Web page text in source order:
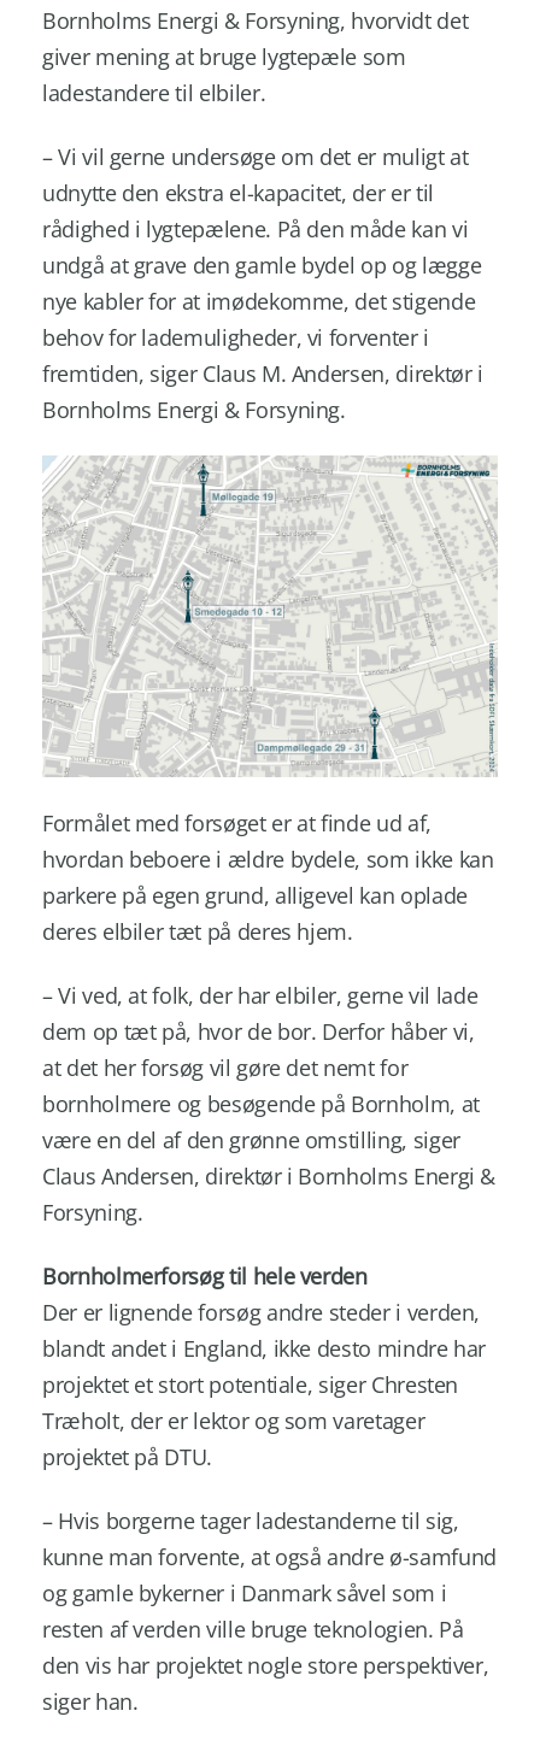
Bornholms Energi & Forsyning, hvorvidt det
giver mening at bruge lygtepæle som
ladestandere til elbiler.
– Vi vil gerne undersøge om det er muligt at
udnytte den ekstra el-kapacitet, der er til
rådighed i lygtepælene. På den måde kan vi
undgå at grave den gamle bydel op og lægge
nye kabler for at imødekomme, det stigende
behov for lademuligheder, vi forventer i
fremtiden, siger Claus M. Andersen, direktør i
Bornholms Energi & Forsyning.
Formålet med forsøget er at finde ud af,
hvordan beboere i ældre bydele, som ikke kan
parkere på egen grund, alligevel kan oplade
deres elbiler tæt på deres hjem.
– Vi ved, at folk, der har elbiler, gerne vil lade
dem op tæt på, hvor de bor. Derfor håber vi,
at det her forsøg vil gøre det nemt for
bornholmere og besøgende på Bornholm, at
være en del af den grønne omstilling, siger
Claus Andersen, direktør i Bornholms Energi &
Forsyning.
Bornholmerforsøg til hele verden
Der er lignende forsøg andre steder i verden,
blandt andet i England, ikke desto mindre har
projektet et stort potentiale, siger Chresten
Træholt, der er lektor og som varetager
projektet på DTU.
– Hvis borgerne tager ladestanderne til sig,
kunne man forvente, at også andre ø-samfund
og gamle bykerner i Danmark såvel som i
resten af verden ville bruge teknologien. På
den vis har projektet nogle store perspektiver,
siger han.